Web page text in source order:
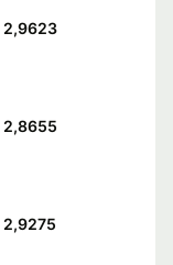
2,9623
2,8655
2,9275